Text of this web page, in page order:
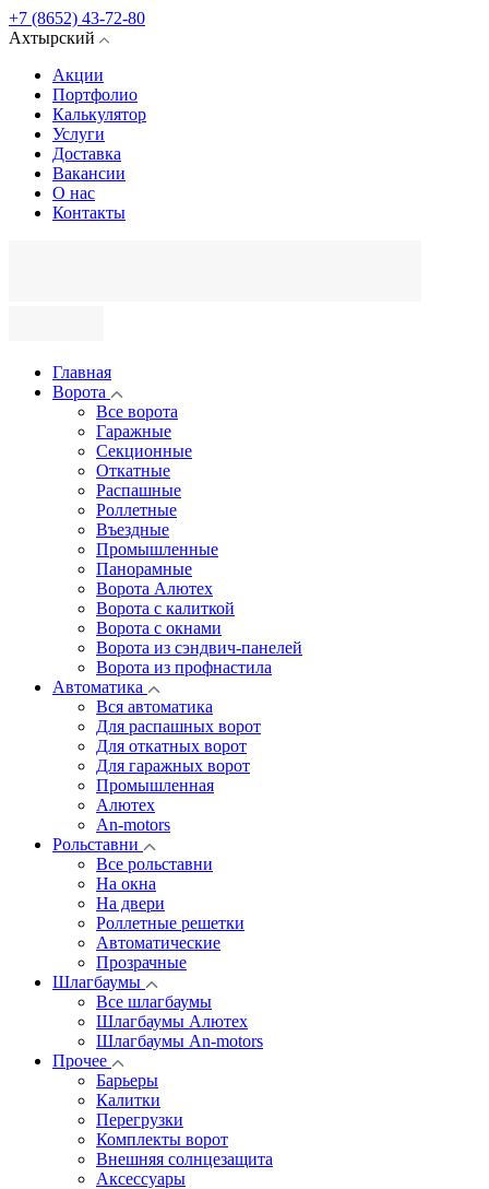
+7 (8652) 43-72-80
Ахтырский
Акции
Портфолио
Калькулятор
Услуги
Доставка
Вакансии
О нас
Контакты
Главная
Ворота
Все ворота
Гаражные
Секционные
Откатные
Распашные
Роллетные
Въездные
Промышленные
Панорамные
Ворота Алютех
Ворота с калиткой
Ворота c окнами
Ворота из сэндвич-панелей
Ворота из профнастила
Автоматика
Вся автоматика
Для распашных ворот
Для откатных ворот
Для гаражных ворот
Промышленная
Алютех
An-motors
Рольставни
Все рольставни
На окна
На двери
Роллетные решетки
Автоматические
Прозрачные
Шлагбаумы
Все шлагбаумы
Шлагбаумы Алютех
Шлагбаумы An-motors
Прочее
Барьеры
Калитки
Перегрузки
Комплекты ворот
Внешняя солнцезащита
Аксессуары